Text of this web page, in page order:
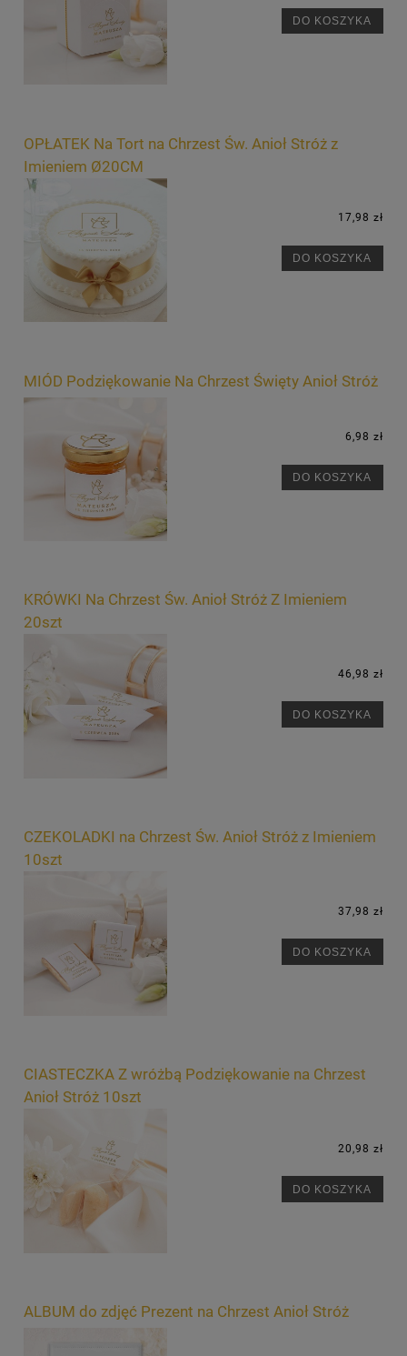
DO KOSZYKA
OPŁATEK Na Tort na Chrzest Św. Anioł Stróż z
Imieniem Ø20CM
17,98 zł
DO KOSZYKA
MIÓD Podziękowanie Na Chrzest Święty Anioł Stróż
6,98 zł
DO KOSZYKA
KRÓWKI Na Chrzest Św. Anioł Stróż Z Imieniem
20szt
46,98 zł
DO KOSZYKA
CZEKOLADKI na Chrzest Św. Anioł Stróż z Imieniem
10szt
37,98 zł
DO KOSZYKA
CIASTECZKA Z wróżbą Podziękowanie na Chrzest
Anioł Stróż 10szt
20,98 zł
DO KOSZYKA
ALBUM do zdjęć Prezent na Chrzest Anioł Stróż